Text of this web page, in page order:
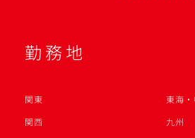
勤務地
関東
東海
関西
九州